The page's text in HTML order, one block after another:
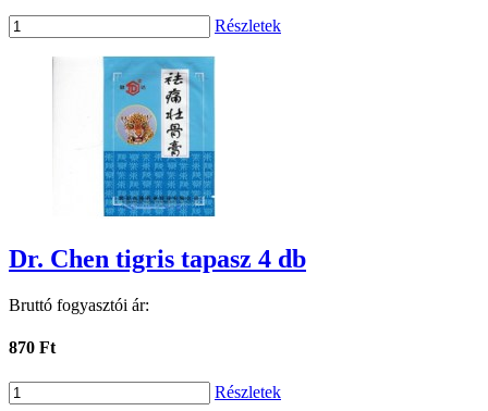
Részletek
Dr. Chen tigris tapasz 4 db
Bruttó fogyasztói ár:
870 Ft
Részletek